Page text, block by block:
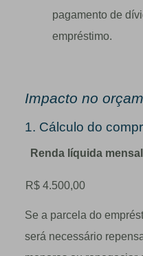
pagamento de
empréstimo.
Impacto no
1. Cálculo do
Renda líquida mensal
R$ 4.500,00
Se a parcela do
será necessário